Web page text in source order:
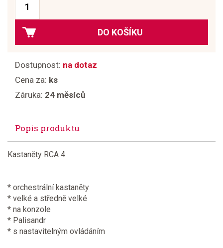
DO KOŠÍKU
Dostupnost: na dotaz
Cena za: ks
Záruka: 24 měsíců
Popis produktu
Kastaněty RCA 4
* orchestrální kastaněty
* velké a středně velké
* na konzole
* Palisandr
* s nastavitelným ovládáním